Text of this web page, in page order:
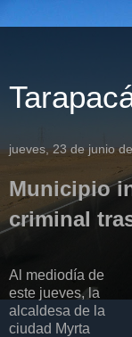
jueves, 23 de junio
Municipio
criminal
Al mediodía de
este jueves, la
alcaldesa de la
ciudad Myrta